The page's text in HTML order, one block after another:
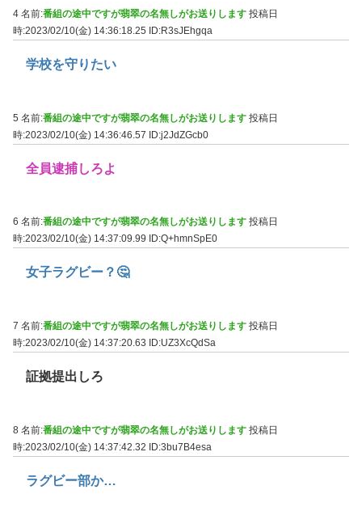
4 名前:番組の途中ですが翡翠の名無しがお送りします 投稿日
時:2023/02/10(金) 14:36:18.25
ID:R3sJEhgqa
学校を守りたい
5 名前:番組の途中ですが翡翠の名無しがお送りします 投稿日
時:2023/02/10(金) 14:36:46.57 ID:j2JdZGcb0
全員逮捕しろよ
6 名前:番組の途中ですが翡翠の名無しがお送りします 投稿日
時:2023/02/10(金) 14:37:09.99
ID:Q+hmnSpE0
女子ラグビー？🤔
7 名前:番組の途中ですが翡翠の名無しがお送りします 投稿日
時:2023/02/10(金) 14:37:20.63
ID:UZ3XcQdSa
証拠提出しろ
8 名前:番組の途中ですが翡翠の名無しがお送りします 投稿日
時:2023/02/10(金) 14:37:42.32 ID:3bu7B4esa
ラグビー部か…